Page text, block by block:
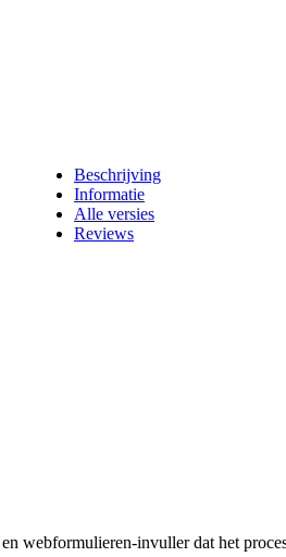
Beschrijving
Informatie
Alle versies
Reviews
webformulieren-invuller dat het